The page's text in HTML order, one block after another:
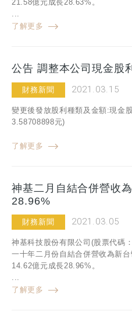
21.58億元成長28.63%。
了解更多
公告 調整本公司現金股
財務新聞 2021.03.15
變更後發放股利種類及金額:現金
3.58708898元)
了解更多
神基二月自結合併營收
28.96%
財務新聞 2021.03.05
神基科技股份有限公司(股票代碼
一十年二月份自結合併營收為新
14.62億元成長28.96%。
了解更多